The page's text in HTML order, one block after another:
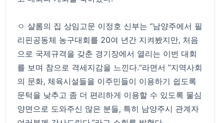
ㅇ 샬롬의 집 상임고문 이정호 신부는 “남양주에서 필
리핀공동체 농구대회를 20여 년간 지켜봤지만, 처음
으로 국제규격을 갖춘 경기장에서 열리는 이번 대회
를 보며 참으로 격세지감을 느낀다.“라면서 ”지역사회
의 문화, 체육시설들을 이주민들이 이용하기 쉽도록
문턱을 낮추고 좀 더 편리하게 이용할 수 있도록 물심
양면으로 도와주신 많은 분들, 특히 남양주시 관계자